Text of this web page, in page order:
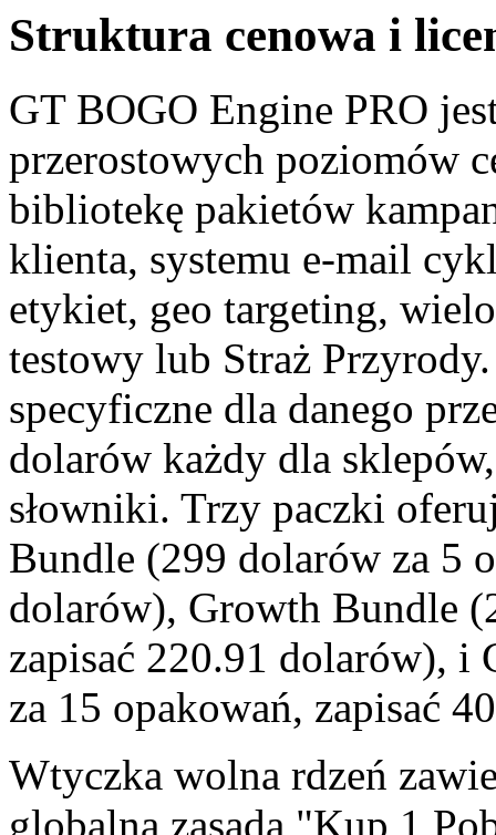
Struktura cenowa i
GT BOGO Engine PRO
przerostowych poziomów
bibliotekę pakietów
klienta, systemu e-mail
etykiet, geo targeting,
testowy lub Straż
specyficzne dla danego
dolarów każdy dla
słowniki. Trzy paczki
Bundle (299 dolarów za 5
dolarów), Growth Bundle
zapisać 220.91 dolarów), i
za 15 opakowań, zapisać
Wtyczka wolna rdzeń
globalna zasada "Kup 1